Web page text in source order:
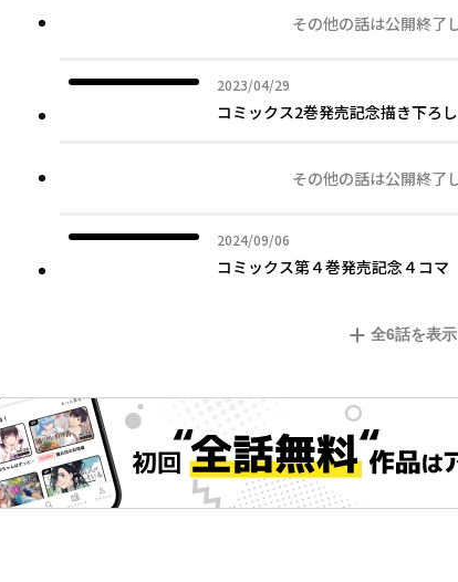
その他の話は公開終了
2023/04/29
2023年04月29日
コミックス2巻発売記念描き下
その他の話は公開終了
2024/09/06
2024年09月06日
コミックス第４巻発売記念４コ
全6話を表示